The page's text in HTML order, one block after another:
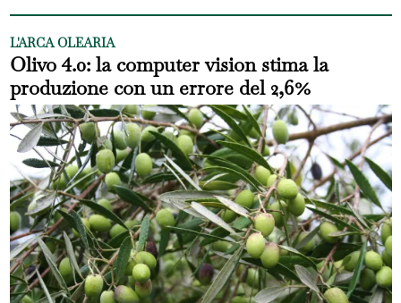
L'ARCA OLEARIA
Olivo 4.0: la computer vision stima la
produzione con un errore del 2,6%